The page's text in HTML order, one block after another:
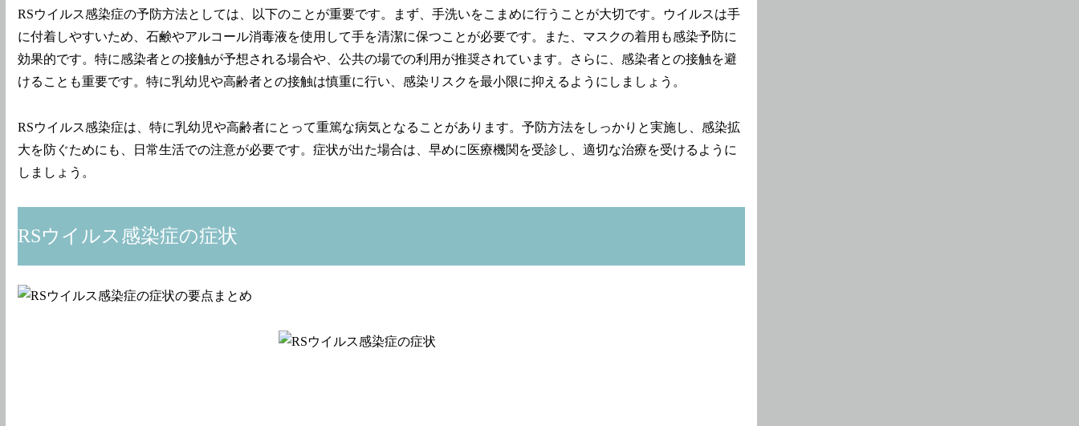
RSウイルス感染症の予防方法としては、以下のことが重要です。まず、手洗いをこまめに行うことが大切です。ウイルスは手
に付着しやすいため、石鹸やアルコール消毒液を使用して手を清潔に保つことが必要です。また、マスクの着用も感染予防に
効果的です。特に感染者との接触が予想される場合や、公共の場での利用が推奨されています。さらに、感染者との接触を避
けることも重要です。特に乳幼児や高齢者との接触は慎重に行い、感染リスクを最小限に抑えるようにしましょう。
RSウイルス感染症は、特に乳幼児や高齢者にとって重篤な病気となることがあります。予防方法をしっかりと実施し、感染拡
大を防ぐためにも、日常生活での注意が必要です。症状が出た場合は、早めに医療機関を受診し、適切な治療を受けるように
しましょう。
RSウイルス感染症の症状